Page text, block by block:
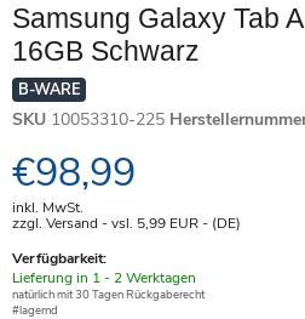
Samsung Galaxy Tab
16GB Schwarz
B-WARE
SKU 10053310-225
Aktueller Preis
€98,99
inkl. MwSt.
zzgl. Versand - vsl. 5,99 EUR- (DE)
Verfügbarkeit:
Verfügbar
-
Lieferung in 1 - 2 Werktagen
natürlich mit 30 Tagen Rückgaberecht
#lagernd